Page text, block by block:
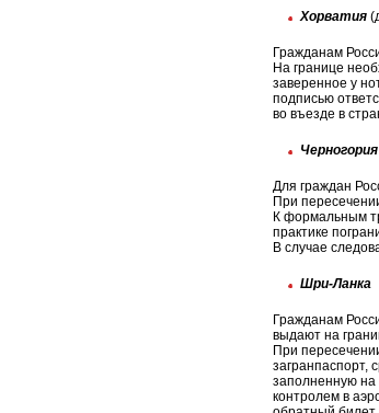
Хорватия
Гражданам
На границе
заверенное у
подписью
во въезде в
Черногория
Для граждан
При
К формальным
практике
В случае
Шри-Ланка
Гражданам
выдают на
При
загранпаспорт,
заполненную на
контролем в